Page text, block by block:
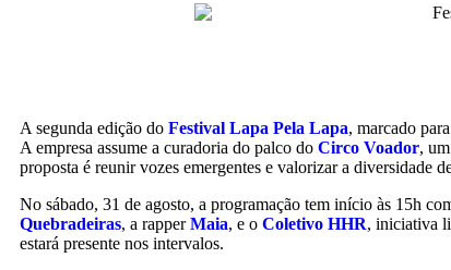
A segunda edição do Festival Lapa Pela Lapa, marcado
A empresa assume a curadoria do palco do Circo Voador,
proposta é reunir vozes emergentes e valorizar a diversidade
No sábado, 31 de agosto, a programação tem início às 15h
Quebradeiras, a rapperMaia, e o Coletivo HHR, iniciativa
estará presente nos intervalos.